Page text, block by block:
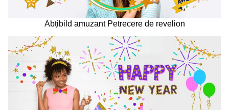
Abțibild amuzant Petrecere de revelion